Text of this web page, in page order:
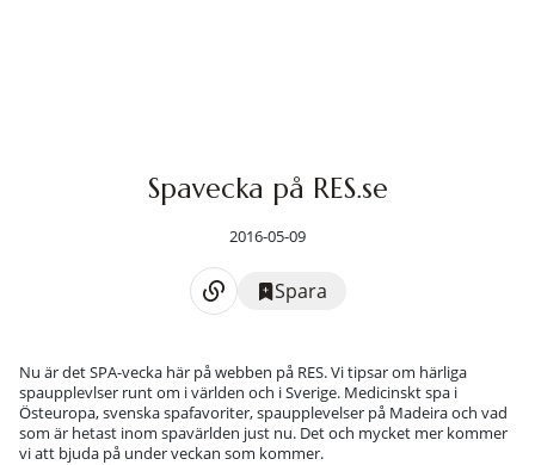
Spavecka på RES.se
2016-05-09
Spara
Nu är det SPA-vecka här på webben på RES. Vi tipsar om härliga
spaupplevlser runt om i världen och i Sverige. Medicinskt spa i
Östeuropa, svenska spafavoriter, spaupplevelser på Madeira och vad
som är hetast inom spavärlden just nu. Det och mycket mer kommer
vi att bjuda på under veckan som kommer.